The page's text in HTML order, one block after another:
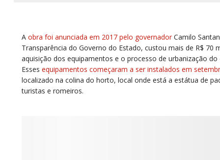
A obra foi anunciada em 2017 pelo governador Camilo
Transparência do Governo do Estado, custou mais de R$ 70
aquisição dos equipamentos e o processo de urbanização
Esses equipamentos começaram a ser instalados em
localizado na colina do horto, local onde está a estátua de
turistas e romeiros.